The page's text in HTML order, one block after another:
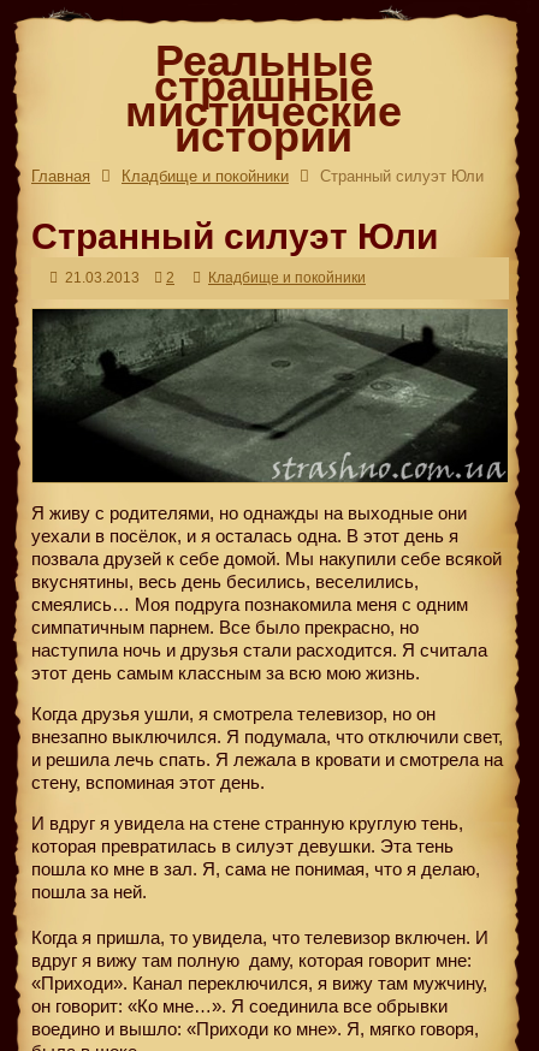
Реальные
страшные
мистические
истории
Главная Кладбище и покойники Странный силуэт Юли
Странный силуэт Юли
21.03.2013 2 Кладбище и покойники
Я живу с родителями, но однажды на выходные они
уехали в посёлок, и я осталась одна. В этот день я
позвала друзей к себе домой. Мы накупили себе всякой
вкуснятины, весь день бесились, веселились,
смеялись… Моя подруга познакомила меня с одним
симпатичным парнем. Все было прекрасно, но
наступила ночь и друзья стали расходится. Я считала
этот день самым классным за всю мою жизнь.
Когда друзья ушли, я смотрела телевизор, но он
внезапно выключился. Я подумала, что отключили свет,
и решила лечь спать. Я лежала в кровати и смотрела на
стену, вспоминая этот день.
И вдруг я увидела на стене странную круглую тень,
которая превратилась в силуэт девушки. Эта тень
пошла ко мне в зал. Я, сама не понимая, что я делаю,
пошла за ней.
Когда я пришла, то увидела, что телевизор включен. И
вдруг я вижу там полную даму, которая говорит мне:
«Приходи». Канал переключился, я вижу там мужчину,
он говорит: «Ко мне…». Я соединила все обрывки
воедино и вышло: «Приходи ко мне». Я, мягко говоря,